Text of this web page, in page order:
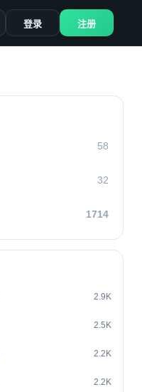
登录 注册
58
32
1714
2.9K
2.5K
2.2K
2.2K